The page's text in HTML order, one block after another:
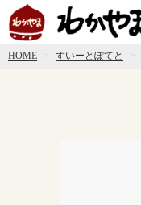
HOME すいーとぽてと